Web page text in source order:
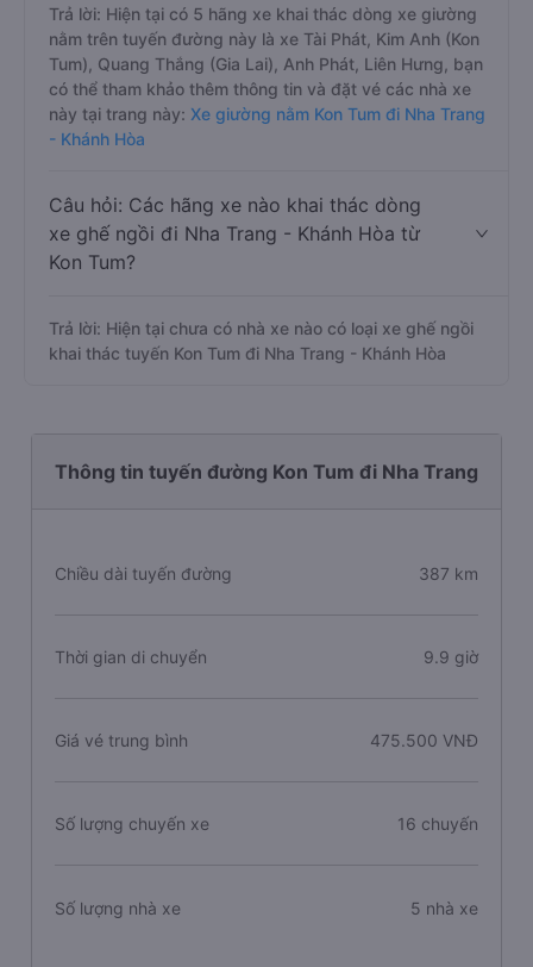
Trả lời: Hiện tại có 5 hãng xe khai thác dòng xe giường
nằm trên tuyến đường này là xe Tài Phát, Kim Anh (Kon
Tum), Quang Thắng (Gia Lai), Anh Phát, Liên Hưng, bạn
có thể tham khảo thêm thông tin và đặt vé các nhà xe
này tại trang này: Xe giường nằm Kon Tum đi Nha Trang
- Khánh Hòa
Câu hỏi: Các hãng xe nào khai thác dòng
xe ghế ngồi đi Nha Trang - Khánh Hòa từ
Kon Tum?
Trả lời: Hiện tại chưa có nhà xe nào có loại xe ghế ngồi
khai thác tuyến Kon Tum đi Nha Trang - Khánh Hòa
Thông tin tuyến đường Kon Tum đi Nha Trang
Chiều dài tuyến đường 387 km
Thời gian di chuyển 9.9 giờ
Giá vé trung bình 475.500 VNĐ
Số lượng chuyến xe 16 chuyến
Số lượng nhà xe 5 nhà xe